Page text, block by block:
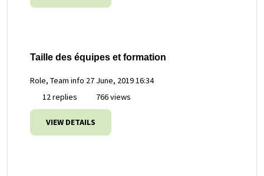
Taille des équipes et formation
Role, Team info 27 June, 2019 16:34
12 replies
766 views
VIEW DETAILS